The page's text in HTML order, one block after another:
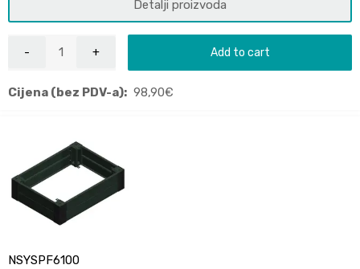
Detalji proizvoda
Add to cart
Cijena (bez PDV-a): 98,90€
NSYSPF6100